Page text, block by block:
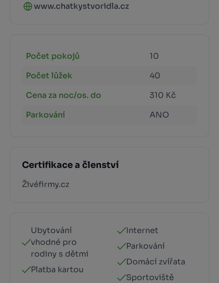
www.chatkystvoridla.cz
Počet pokojů
10
Počet lůžek
40
Cena za noc/os. do
310 Kč
Parkování
ANO
Certifikace a členství
Živéfirmy.cz
Ubytování
vhodné pro
rodiny s dětmi
Platba kartou
Internet
Parkování
Domácí zvířata
Sportoviště